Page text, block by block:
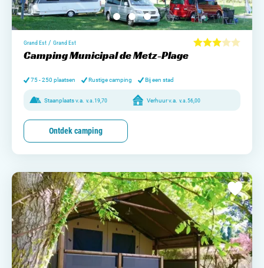
Grand Est / Grand Est
Camping Municipal de Metz-Plage
75 - 250 plaatsen Rustige camping Bij een stad
Staanplaats v.a. v.a. 19,70 Verhuur v.a. v.a. 56,00
Ontdek camping